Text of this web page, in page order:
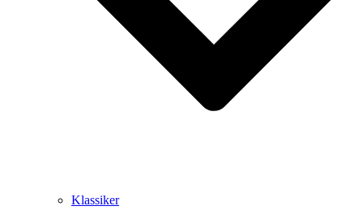
Klassiker